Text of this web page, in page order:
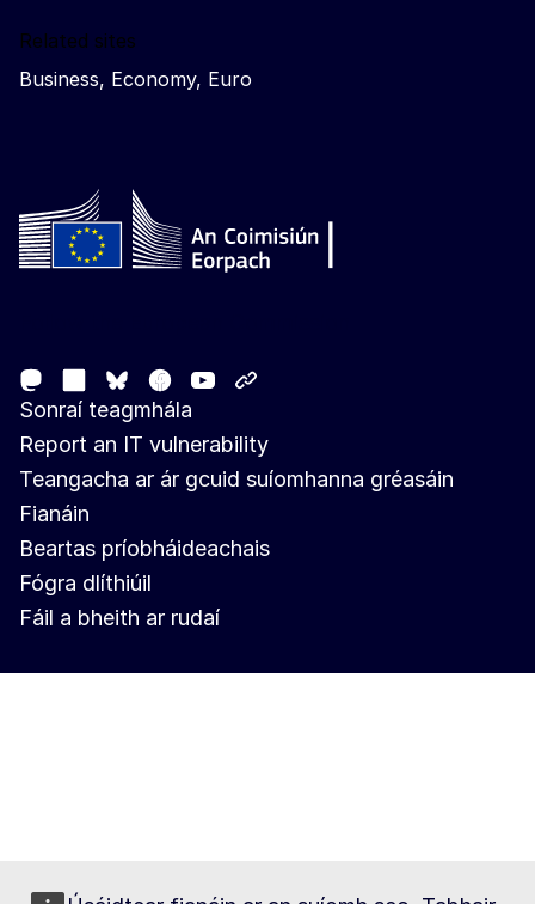
Related sites
Business, Economy, Euro
MastodonLinkedIn
Bluesky
Facebook
Youtube
Sonraí teagmhála
Report an IT vulnerability
Teangacha ar ár gcuid suíomhanna gréasáin
Fianáin
Beartas príobháideachais
Fógra dlíthiúil
Fáil a bheith ar rudaí